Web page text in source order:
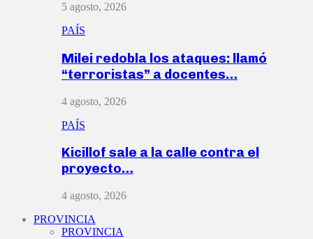
5 agosto, 2026
PAÍS
Milei redobla los ataques: llamó
“terroristas” a docentes…
4 agosto, 2026
PAÍS
Kicillof sale a la calle contra el
proyecto…
4 agosto, 2026
PROVINCIA
PROVINCIA